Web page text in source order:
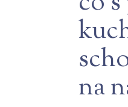
na